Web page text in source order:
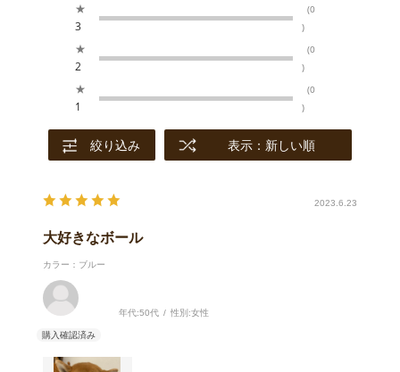
★
3
(0
)
★
2
(0
)
★
1
(0
)
絞り込み 表示：新しい順
2023.6.23
大好きなボール
カラー：ブルー
年代:50代 性別:女性